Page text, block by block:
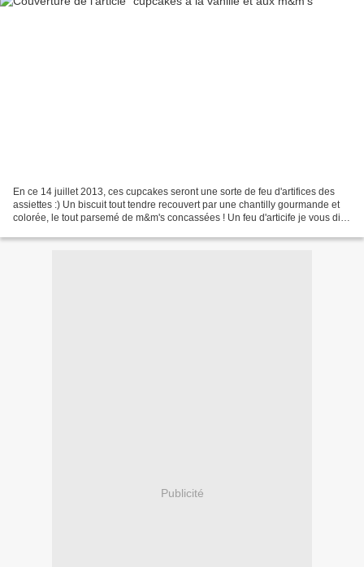
En ce 14 juillet 2013, ces cupcakes seront une sorte de feu d'artifices des
assiettes :) Un biscuit tout tendre recouvert par une chantilly gourmande et
colorée, le tout parsemé de m&m's concassées ! Un feu d'articife je vous dis !
Publicité